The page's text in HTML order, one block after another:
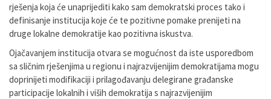
rješenja koja će unaprijediti kako sam demokratski proces tako i
definisanje institucija koje će te pozitivne pomake prenijeti na
druge lokalne demokratije kao pozitivna iskustva.
Ojačavanjem institucija otvara se mogućnost da iste usporedbom
sa sličnim rješenjima u regionu i najrazvijenijim demokratijama mogu
doprinijeti modifikaciji i prilagođavanju delegirane građanske
participacije lokalnih i viših demokratija s najrazvijenijim